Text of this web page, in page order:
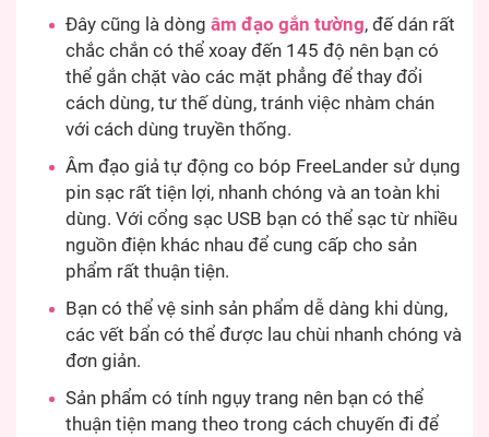
Đây cũng là dòng âm đạo gắn tường, đế dán rất
chắc chắn có thể xoay đến 145 độ nên bạn có
thể gắn chặt vào các mặt phẳng để thay đổi
cách dùng, tư thế dùng, tránh việc nhàm chán
với cách dùng truyền thống.
Âm đạo giả tự động co bóp FreeLander sử dụng
pin sạc rất tiện lợi, nhanh chóng và an toàn khi
dùng. Với cổng sạc USB bạn có thể sạc từ nhiều
nguồn điện khác nhau để cung cấp cho sản
phẩm rất thuận tiện.
Bạn có thể vệ sinh sản phẩm dễ dàng khi dùng,
các vết bẩn có thể được lau chùi nhanh chóng và
đơn giản.
Sản phẩm có tính ngụy trang nên bạn có thể
thuận tiện mang theo trong cách chuyến đi để